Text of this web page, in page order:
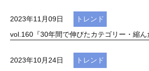
2023年11月09日
トレンド
vol.160『30年間で伸びたカテゴリー・縮ん
2023年10月24日
トレンド